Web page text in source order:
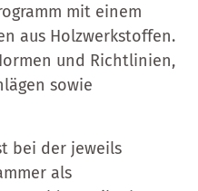
mit einem
aus Holzwerkstoffen.
und Richtlinien,
sowie
bei der jeweils
als